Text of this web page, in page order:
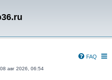
FAQ
авг 2026, 06:54